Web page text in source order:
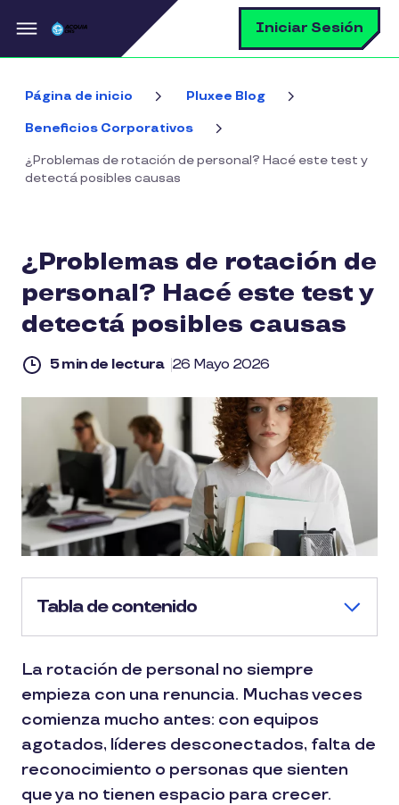
Pasar al contenido principal Iniciar Sesión
Página de inicio Pluxee Blog
Beneficios Corporativos
¿Problemas de rotación de personal? Hacé este test y
detectá posibles causas
¿Problemas de rotación de
personal? Hacé este test y
detectá posibles causas
5 min de lectura 26 Mayo 2026
Tabla de contenido
La rotación de personal no siempre
empieza con una renuncia. Muchas veces
comienza mucho antes: con equipos
agotados, líderes desconectados, falta de
reconocimiento o personas que sienten
que ya no tienen espacio para crecer.